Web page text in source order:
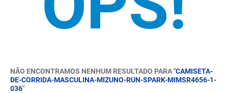
NÃO ENCONTRAMOS NENHUM RESULTADO PARA "CAMISETA-
DE-CORRIDA-MASCULINA-MIZUNO-RUN-SPARK-MIMSR4656-1-
036"